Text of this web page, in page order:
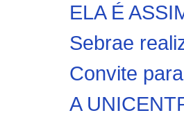
ELA É
Sebrae
Convite
A